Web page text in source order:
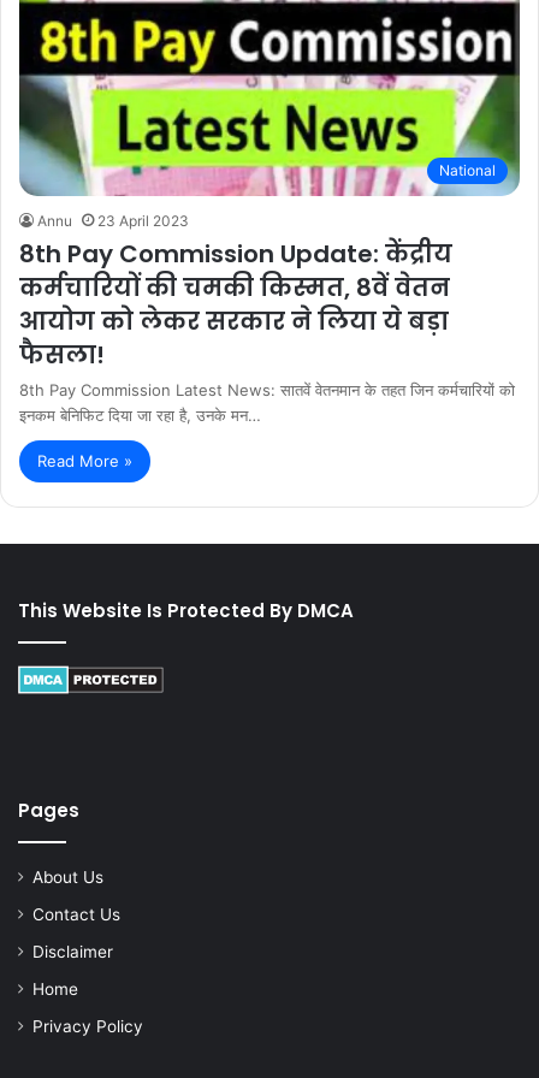
National
Annu 23 April 2023
8th Pay Commission Update: केंद्रीय
कर्मचारियों की चमकी किस्मत, 8वें वेतन
आयोग को लेकर सरकार ने लिया ये बड़ा
फैसला!
8th Pay Commission Latest News: सातवें वेतनमान के तहत जिन कर्मचारियों को
इनकम बेनिफिट दिया जा रहा है, उनके मन…
Read More »
This Website Is Protected By DMCA
Pages
About Us
Contact Us
Disclaimer
Home
Privacy Policy